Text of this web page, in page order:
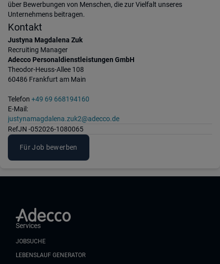
über Bewerbungen von Menschen, die zur Vielfalt unseres
Unternehmens beitragen.
Kontakt
Justyna Magdalena Zuk
Recruiting Manager
Adecco Personaldienstleistungen GmbH
Theodor-Heuss-Allee 108
60486 Frankfurt am Main
Telefon +49 69 668194160
E-Mail:
justynamagdalena.zuk2@adecco.de
RefJN -052026-1080065
Für Job bewerben
Services
JOBSUCHE
LEBENSLAUF GENERATOR